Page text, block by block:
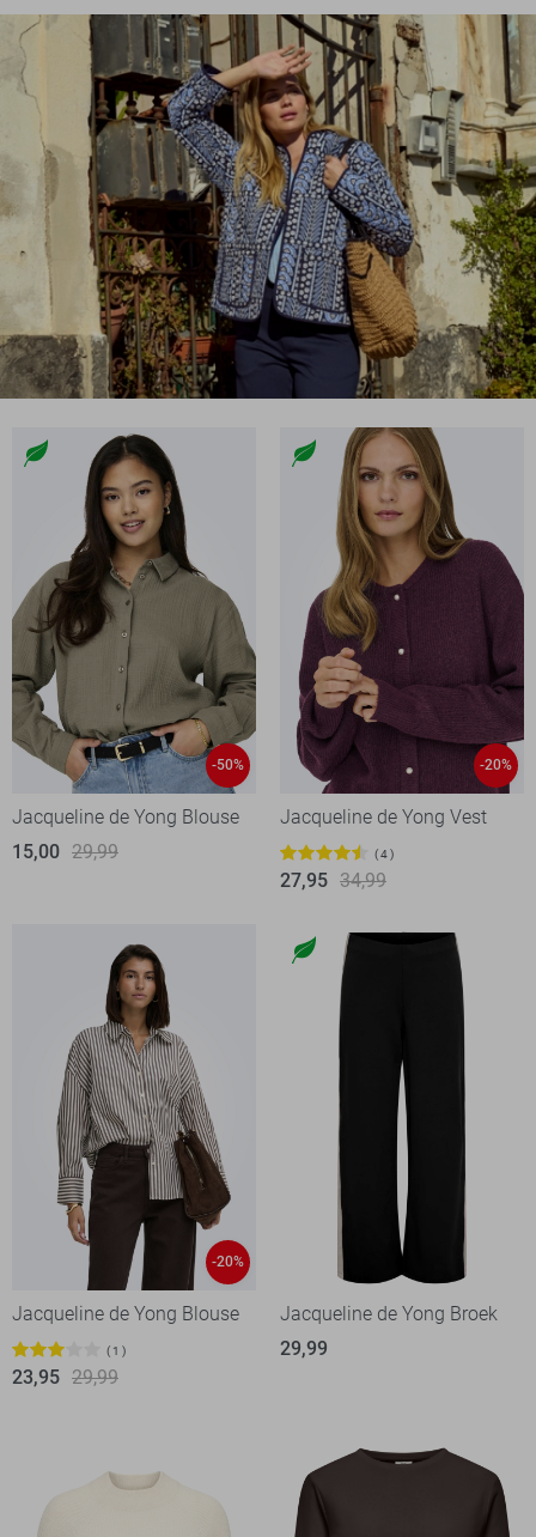
-50%
Jacqueline de Yong Blouse
15,00 29,99
-20%
Jacqueline de Yong Vest
4
27,95 34,99
-20%
Jacqueline de Yong Blouse
1
23,95 29,99
Jacqueline de Yong Broek
29,99